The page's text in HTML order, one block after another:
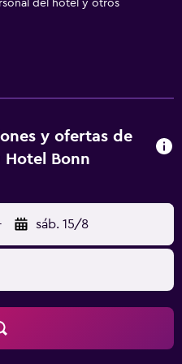
del hotel y otros
y ofertas de
Hotel Bonn
sáb. 15/8